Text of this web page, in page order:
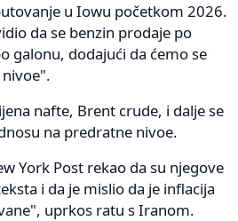
u Iowu početkom 2026.
da se benzin prodaje po
galonu, dodajući da ćemo se
nafte, Brent crude, i dalje se
na predratne nivoe.
York Post rekao da su njegove
i da je mislio da je inflacija
uprkos ratu s Iranom.